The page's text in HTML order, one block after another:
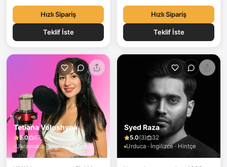
Hızlı Sipariş
Teklif İste
Hızlı Sipariş
Teklif İste
Tetiana Voloshyna
5.0
67
Ukraynaca · İngilizce · Rusça
Syed Raza
5.0(3)
32
Urduca · İngilizce · Hintçe